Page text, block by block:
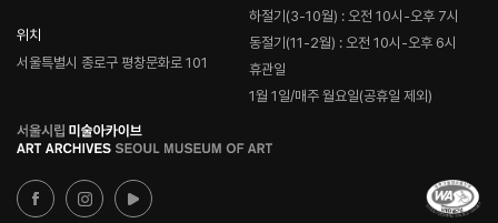
위치
서울특별시 종로구 평창문화로 101
하절기(3-10월) : 오전 10시-오후 7시
동절기(11-2월) : 오전 10시-오후 6시
휴관일
1월 1일/매주 월요일(공휴일 제외)
로
고